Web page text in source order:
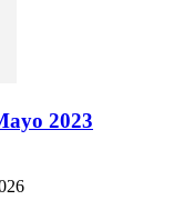
2023